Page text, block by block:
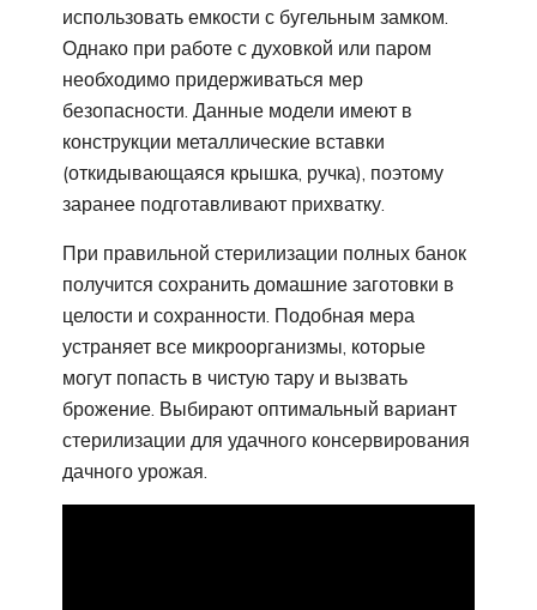
использовать емкости с бугельным замком.
Однако при работе с духовкой или паром
необходимо придерживаться мер
безопасности. Данные модели имеют в
конструкции металлические вставки
(откидывающаяся крышка, ручка), поэтому
заранее подготавливают прихватку.
При правильной стерилизации полных банок
получится сохранить домашние заготовки в
целости и сохранности. Подобная мера
устраняет все микроорганизмы, которые
могут попасть в чистую тару и вызвать
брожение. Выбирают оптимальный вариант
стерилизации для удачного консервирования
дачного урожая.